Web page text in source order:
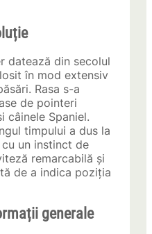
datează din secolul
în mod extensiv
Rasa s-a
de pointeri
câinele Spaniel.
timpului a dus la
un instinct de
remarcabilă și
de a indica poziția
generale